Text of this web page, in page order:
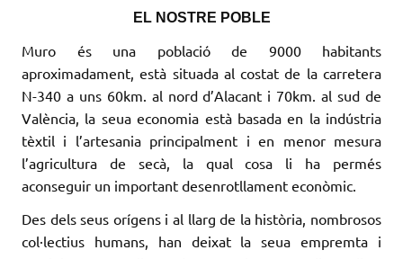
EL NOSTRE POBLE
Muro és una població de 9000 habitants
aproximadament, està situada al costat de la carretera
N-340 a uns 60km. al nord d’Alacant i 70km. al sud de
València, la seua economia està basada en la indústria
tèxtil i l’artesania principalment i en menor mesura
l’agricultura de secà, la qual cosa li ha permés
aconseguir un important desenrotllament econòmic.
Des dels seus orígens i al llarg de la història, nombrosos
col·lectius humans, han deixat la seua empremta i